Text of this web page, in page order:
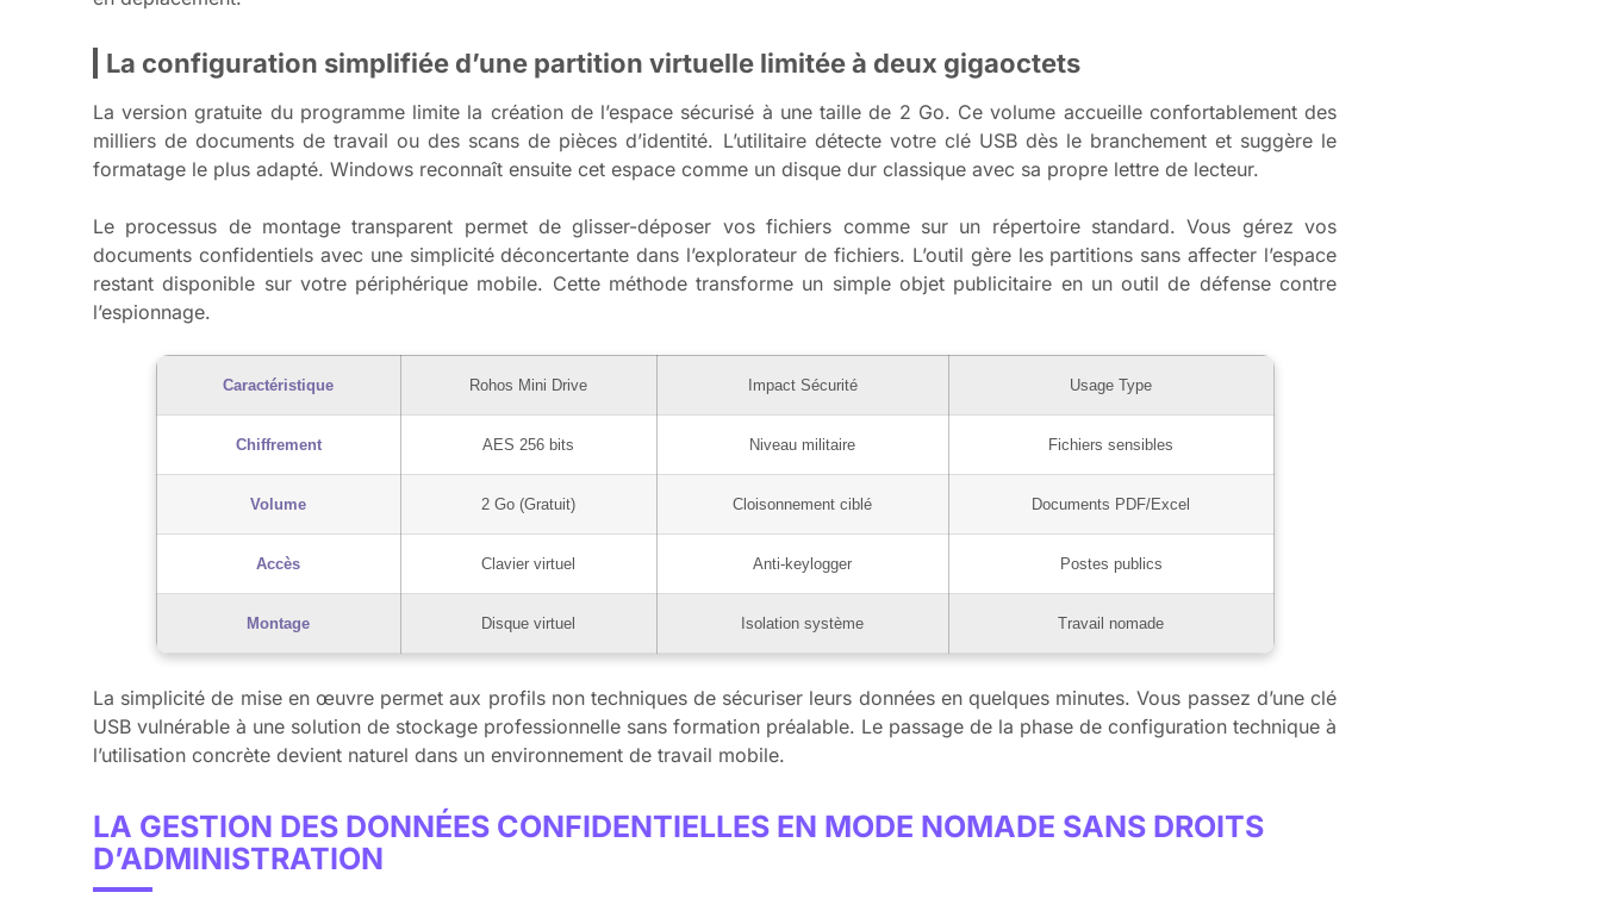
La configuration simplifiée d’une partition virtuelle limitée à deux gigaoctets
La version gratuite du programme limite la création de l’espace sécurisé à une taille de 2 Go. Ce volume accueille confortablement des
milliers de documents de travail ou des scans de pièces d’identité. L’utilitaire détecte votre clé USB dès le branchement et suggère le
formatage le plus adapté. Windows reconnaît ensuite cet espace comme un disque dur classique avec sa propre lettre de lecteur.
Le processus de montage transparent permet de glisser-déposer vos fichiers comme sur un répertoire standard. Vous gérez vos
documents confidentiels avec une simplicité déconcertante dans l’explorateur de fichiers. L’outil gère les partitions sans affecter l’espace
restant disponible sur votre périphérique mobile. Cette méthode transforme un simple objet publicitaire en un outil de défense contre
l’espionnage.
Caractéristique Rohos Mini Drive Impact Sécurité Usage Type
Chiffrement AES 256 bits Niveau militaire Fichiers sensibles
Volume 2 Go (Gratuit) Cloisonnement ciblé Documents PDF/Excel
Accès Clavier virtuel Anti-keylogger Postes publics
Montage Disque virtuel Isolation système Travail nomade
La simplicité de mise en œuvre permet aux profils non techniques de sécuriser leurs données en quelques minutes. Vous passez d’une clé
USB vulnérable à une solution de stockage professionnelle sans formation préalable. Le passage de la phase de configuration technique à
l’utilisation concrète devient naturel dans un environnement de travail mobile.
LA GESTION DES DONNÉES CONFIDENTIELLES EN MODE NOMADE SANS DROITS
D’ADMINISTRATION